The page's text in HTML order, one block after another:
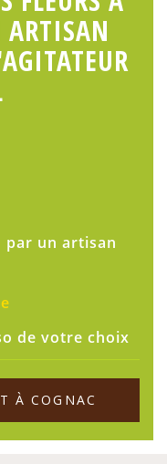
ARTISAN
par un artisan
de votre choix
À COGNAC